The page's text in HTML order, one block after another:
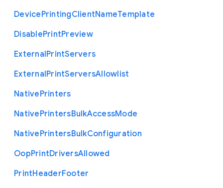
DevicePrintingClientNameTemplate
DisablePrintPreview
ExternalPrintServers
ExternalPrintServersAllowlist
NativePrinters
NativePrintersBulkAccessMode
NativePrintersBulkConfiguration
OopPrintDriversAllowed
PrintHeaderFooter